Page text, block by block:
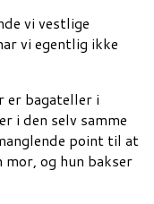
vi vestlige
vi egentlig ikke
er bagateller i
i den selv samme
point til at
og hun bakser